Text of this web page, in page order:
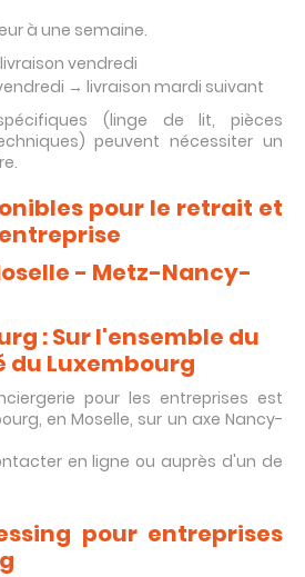
à une semaine.
vendredi
→ livraison mardi suivant
(linge de lit, pièces
peuvent nécessiter un
pour le retrait et
- Metz-Nancy-
: Sur l'ensemble du
du Luxembourg
pour les entreprises est
en Moselle, sur un axe Nancy-
en ligne ou auprès d'un de
pour entreprises